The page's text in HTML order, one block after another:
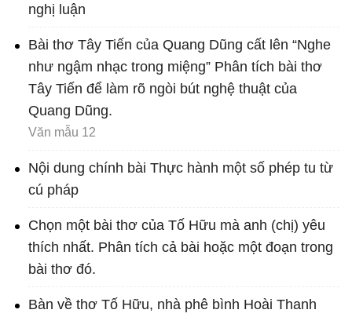
nghị luận
Bài thơ Tây Tiến của Quang Dũng cất lên “Nghe
như ngậm nhạc trong miệng” Phân tích bài thơ
Tây Tiến để làm rõ ngòi bút nghệ thuật của
Quang Dũng.
Văn mẫu 12
Nội dung chính bài Thực hành một số phép tu từ
cú pháp
Chọn một bài thơ của Tố Hữu mà anh (chị) yêu
thích nhất. Phân tích cả bài hoặc một đoạn trong
bài thơ đó.
Bàn về thơ Tố Hữu, nhà phê bình Hoài Thanh